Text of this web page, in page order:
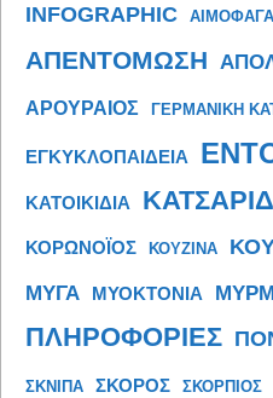
INFOGRAPHIC ΑΙΜΟΦΑΓΑ
ΑΠΕΝΤΟΜΩΣΗ
ΑΡΟΥΡΑΙΟΣ ΓΕΡΜΑΝΙΚΗ
ΕΓΚΥΚΛΟΠΑΙΔΕΙΑ
ΚΑΤΟΙΚΙΔΙΑ
ΚΟΡΩΝΟΪΟΣ ΚΟΥΖΙΝΑ
ΜΥΓΑ ΜΥΟΚΤΟΝΙΑ
ΠΛΗΡΟΦΟΡΙΕΣ
ΣΚΝΙΠΑ ΣΚΟΡΟΣ ΣΚΟΡΠΙΟΣ